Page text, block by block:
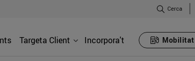
Cerca
Targeta Client Incorpora't Mobilitat